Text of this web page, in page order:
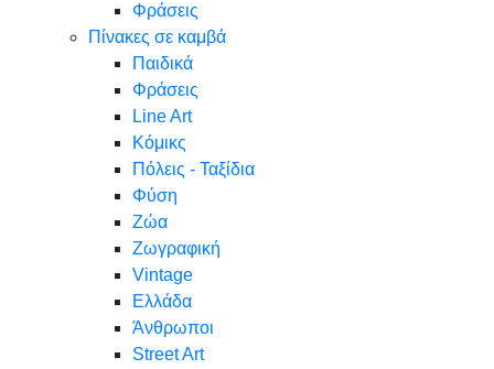
Φράσεις
Πίνακες σε καμβά
Παιδικά
Φράσεις
Line Art
Κόμικς
Πόλεις - Ταξίδια
Φύση
Ζώα
Ζωγραφική
Vintage
Ελλάδα
Άνθρωποι
Street Art